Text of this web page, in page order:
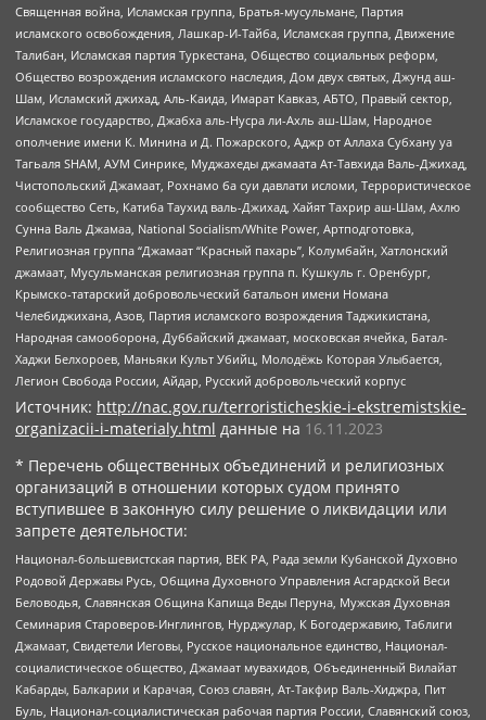
Священная война, Исламская группа, Братья-мусульмане, Партия
исламского освобождения, Лашкар-И-Тайба, Исламская группа, Движение
Талибан, Исламская партия Туркестана, Общество социальных реформ,
Общество возрождения исламского наследия, Дом двух святых, Джунд аш-
Шам, Исламский джихад, Аль-Каида, Имарат Кавказ, АБТО, Правый сектор,
Исламское государство, Джабха аль-Нусра ли-Ахль аш-Шам, Народное
ополчение имени К. Минина и Д. Пожарского, Аджр от Аллаха Субхану уа
Тагьаля SHAM, АУМ Синрике, Муджахеды джамаата Ат-Тавхида Валь-Джихад,
Чистопольский Джамаат, Рохнамо ба суи давлати исломи, Террористическое
сообщество Сеть, Катиба Таухид валь-Джихад, Хайят Тахрир аш-Шам, Ахлю
Сунна Валь Джамаа, National Socialism/White Power, Артподготовка,
Религиозная группа “Джамаат “Красный пахарь”, Колумбайн, Хатлонский
джамаат, Мусульманская религиозная группа п. Кушкуль г. Оренбург,
Крымско-татарский добровольческий батальон имени Номана
Челебиджихана, Азов, Партия исламского возрождения Таджикистана,
Народная самооборона, Дуббайский джамаат, московская ячейка, Батал-
Хаджи Белхороев, Маньяки Культ Убийц, Молодёжь Которая Улыбается,
Легион Свобода России, Айдар, Русский добровольческий корпус
Источник: http://nac.gov.ru/terroristicheskie-i-ekstremistskie-
organizacii-i-materialy.html данные на 16.11.2023
* Перечень общественных объединений и религиозных
организаций в отношении которых судом принято
вступившее в законную силу решение о ликвидации или
запрете деятельности:
Национал-большевистская партия, ВЕК РА, Рада земли Кубанской Духовно
Родовой Державы Русь, Община Духовного Управления Асгардской Веси
Беловодья, Славянская Община Капища Веды Перуна, Мужская Духовная
Семинария Староверов-Инглингов, Нурджулар, К Богодержавию, Таблиги
Джамаат, Свидетели Иеговы, Русское национальное единство, Национал-
социалистическое общество, Джамаат мувахидов, Объединенный Вилайат
Кабарды, Балкарии и Карачая, Союз славян, Ат-Такфир Валь-Хиджра, Пит
Буль, Национал-социалистическая рабочая партия России, Славянский союз,